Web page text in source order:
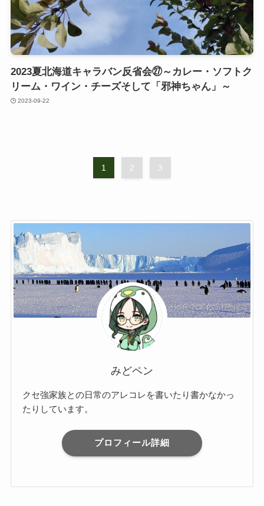
2023夏北海道キャラバン反省会㉗～カレー・ソフトク
リーム・ワイン・チーズそして「邪神ちゃん」～
2023-09-22
1 2 3
みどペン
クセ強家族との日常のアレコレを書いたり書かなかっ
たりしています。
プロフィール詳細